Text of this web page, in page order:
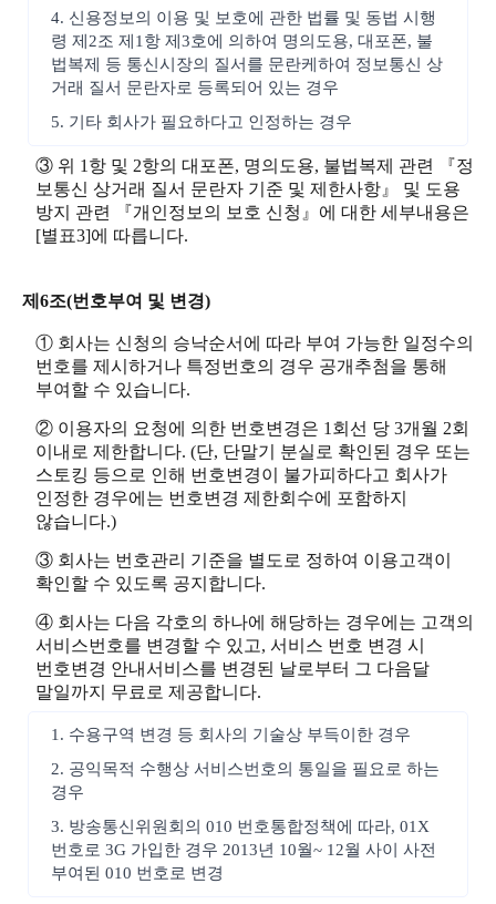
4. 신용정보의 이용 및 보호에 관한 법률 및 동법 시행
령 제2조 제1항 제3호에 의하여 명의도용, 대포폰, 불
법복제 등 통신시장의 질서를 문란케하여 정보통신 상
거래 질서 문란자로 등록되어 있는 경우
5. 기타 회사가 필요하다고 인정하는 경우
③ 위 1항 및 2항의 대포폰, 명의도용, 불법복제 관련 『정
보통신 상거래 질서 문란자 기준 및 제한사항』 및 도용
방지 관련 『개인정보의 보호 신청』에 대한 세부내용은
[별표3]에 따릅니다.
제6조(번호부여 및 변경)
① 회사는 신청의 승낙순서에 따라 부여 가능한 일정수의
번호를 제시하거나 특정번호의 경우 공개추첨을 통해
부여할 수 있습니다.
② 이용자의 요청에 의한 번호변경은 1회선 당 3개월 2회
이내로 제한합니다. (단, 단말기 분실로 확인된 경우 또는
스토킹 등으로 인해 번호변경이 불가피하다고 회사가
인정한 경우에는 번호변경 제한회수에 포함하지
않습니다.)
③ 회사는 번호관리 기준을 별도로 정하여 이용고객이
확인할 수 있도록 공지합니다.
④ 회사는 다음 각호의 하나에 해당하는 경우에는 고객의
서비스번호를 변경할 수 있고, 서비스 번호 변경 시
번호변경 안내서비스를 변경된 날로부터 그 다음달
말일까지 무료로 제공합니다.
1. 수용구역 변경 등 회사의 기술상 부득이한 경우
2. 공익목적 수행상 서비스번호의 통일을 필요로 하는
경우
3. 방송통신위원회의 010 번호통합정책에 따라, 01X
번호로 3G 가입한 경우 2013년 10월~ 12월 사이 사전
부여된 010 번호로 변경